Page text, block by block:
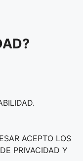
ACEPTO LOS
PRIVACIDAD Y